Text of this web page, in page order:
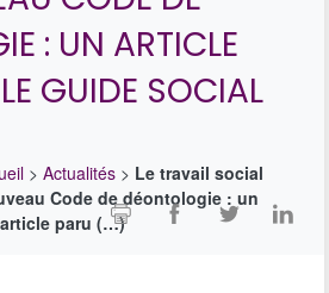
: UN ARTICLE
GUIDE SOCIAL
> Actualités> Le travail social
Code de déontologie : un
article paru (…)